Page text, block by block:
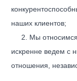
наших клиентов;
2. Мы относимся
искренне ведем с
отношения,